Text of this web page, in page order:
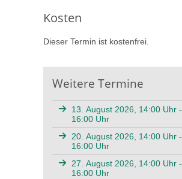
Kosten
Dieser Termin ist kostenfrei.
Weitere Termine
13. August 2026, 14:00 Uhr -
16:00 Uhr
20. August 2026, 14:00 Uhr -
16:00 Uhr
27. August 2026, 14:00 Uhr -
16:00 Uhr